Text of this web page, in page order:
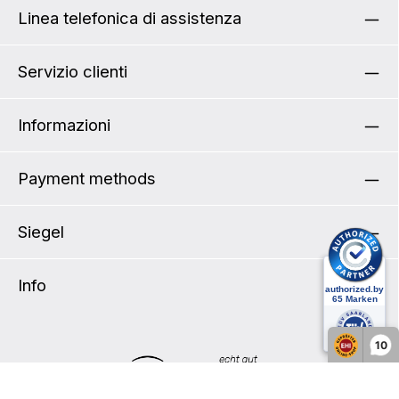
10
utilizzare con l'Inserto Stabilizzante Pannier.
Linea telefonica di assistenza
Servizio clienti
Informazioni
Payment methods
Siegel
Info